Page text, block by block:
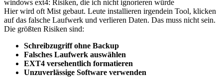
windows ext4: Risiken, die ich nicht ignorieren würde
Hier wird oft Mist gebaut. Leute installieren irgendein Tool, klicken
auf das falsche Laufwerk und verlieren Daten. Das muss nicht sein.
Die größten Risiken sind:
Schreibzugriff ohne Backup
Falsches Laufwerk auswählen
EXT4 versehentlich formatieren
Unzuverlässige Software verwenden